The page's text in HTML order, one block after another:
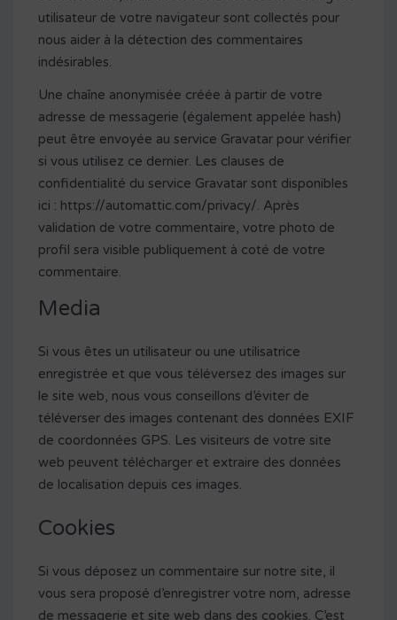
utilisateur de votre navigateur sont collectés pour
nous aider à la détection des commentaires
indésirables.
Une chaîne anonymisée créée à partir de votre
adresse de messagerie (également appelée hash)
peut être envoyée au service Gravatar pour vérifier
si vous utilisez ce dernier. Les clauses de
confidentialité du service Gravatar sont disponibles
ici : https://automattic.com/privacy/. Après
validation de votre commentaire, votre photo de
profil sera visible publiquement à coté de votre
commentaire.
Media
Si vous êtes un utilisateur ou une utilisatrice
enregistrée et que vous téléversez des images sur
le site web, nous vous conseillons d’éviter de
téléverser des images contenant des données EXIF
de coordonnées GPS. Les visiteurs de votre site
web peuvent télécharger et extraire des données
de localisation depuis ces images.
Cookies
Si vous déposez un commentaire sur notre site, il
vous sera proposé d’enregistrer votre nom, adresse
de messagerie et site web dans des cookies. C’est